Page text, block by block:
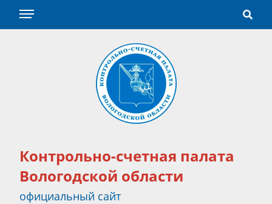
Контрольно-счетная палата
Вологодской области
официальный сайт